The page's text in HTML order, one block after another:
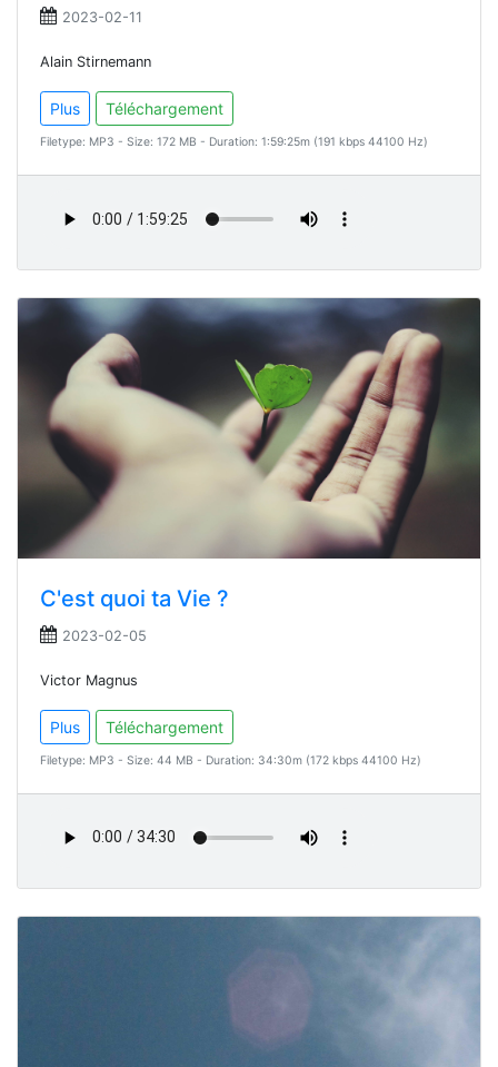
2023-02-11
Alain Stirnemann
Plus Téléchargement
Filetype: MP3 - Size: 172 MB - Duration: 1:59:25m (191 kbps 44100 Hz)
C'est quoi ta Vie ?
2023-02-05
Victor Magnus
Plus Téléchargement
Filetype: MP3 - Size: 44 MB - Duration: 34:30m (172 kbps 44100 Hz)